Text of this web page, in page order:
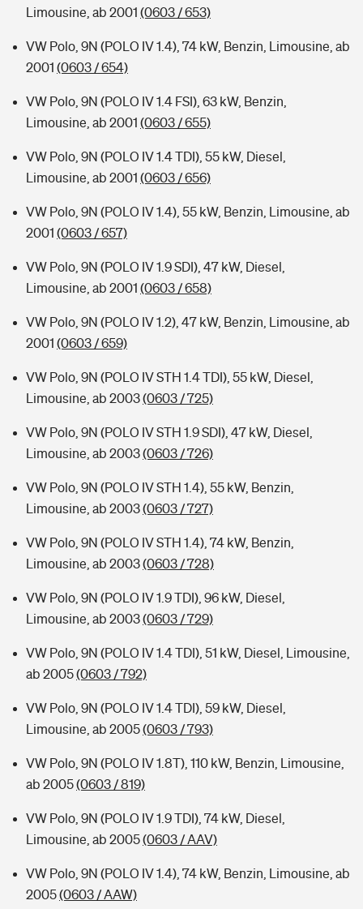
Limousine, ab 2001 (0603 / 653)
VW Polo, 9N (POLO IV 1.4), 74 kW, Benzin, Limousine, ab
2001 (0603 / 654)
VW Polo, 9N (POLO IV 1.4 FSI), 63 kW, Benzin,
Limousine, ab 2001 (0603 / 655)
VW Polo, 9N (POLO IV 1.4 TDI), 55 kW, Diesel,
Limousine, ab 2001 (0603 / 656)
VW Polo, 9N (POLO IV 1.4), 55 kW, Benzin, Limousine, ab
2001 (0603 / 657)
VW Polo, 9N (POLO IV 1.9 SDI), 47 kW, Diesel,
Limousine, ab 2001 (0603 / 658)
VW Polo, 9N (POLO IV 1.2), 47 kW, Benzin, Limousine, ab
2001 (0603 / 659)
VW Polo, 9N (POLO IV STH 1.4 TDI), 55 kW, Diesel,
Limousine, ab 2003(0603 / 725)
VW Polo, 9N (POLO IV STH 1.9 SDI), 47 kW, Diesel,
Limousine, ab 2003(0603 / 726)
VW Polo, 9N (POLO IV STH 1.4), 55 kW, Benzin,
Limousine, ab 2003(0603 / 727)
VW Polo, 9N (POLO IV STH 1.4), 74 kW, Benzin,
Limousine, ab 2003(0603 / 728)
VW Polo, 9N (POLO IV 1.9 TDI), 96 kW, Diesel,
Limousine, ab 2003(0603 / 729)
VW Polo, 9N (POLO IV 1.4 TDI), 51 kW, Diesel, Limousine,
ab 2005(0603 / 792)
VW Polo, 9N (POLO IV 1.4 TDI), 59 kW, Diesel,
Limousine, ab 2005(0603 / 793)
VW Polo, 9N (POLO IV 1.8T), 110 kW, Benzin, Limousine,
ab 2005(0603 / 819)
VW Polo, 9N (POLO IV 1.9 TDI), 74 kW, Diesel,
Limousine, ab 2005(0603 / AAV)
VW Polo, 9N (POLO IV 1.4), 74 kW, Benzin, Limousine, ab
2005(0603 / AAW)